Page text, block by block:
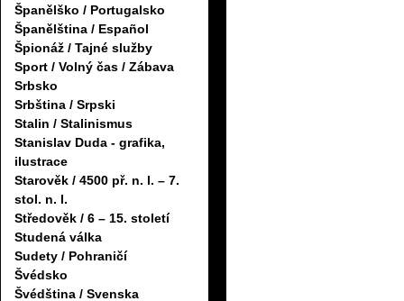
Španělško / Portugalsko
Španělština / Español
Špionáž / Tajné služby
Sport / Volný čas / Zábava
Srbsko
Srbština / Srpski
Stalin / Stalinismus
Stanislav Duda - grafika,
ilustrace
Starověk / 4500 př. n. l. – 7.
stol. n. l.
Středověk / 6 – 15. století
Studená válka
Sudety / Pohraničí
Švédsko
Švédština / Svenska